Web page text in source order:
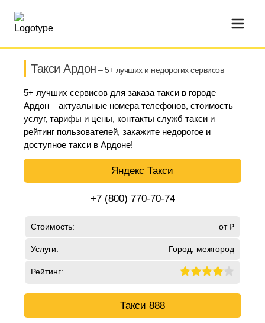
Такси Ардон – 5+ лучших и недорогих сервисов
5+ лучших сервисов для заказа такси в городе
Ардон – актуальные номера телефонов, стоимость
услуг, тарифы и цены, контакты служб такси и
рейтинг пользователей, закажите недорогое и
доступное такси в Ардоне!
Яндекс Такси
+7 (800) 770-70-74
Стоимость: от ₽
Услуги: Город, межгород
Рейтинг:
Такси 888